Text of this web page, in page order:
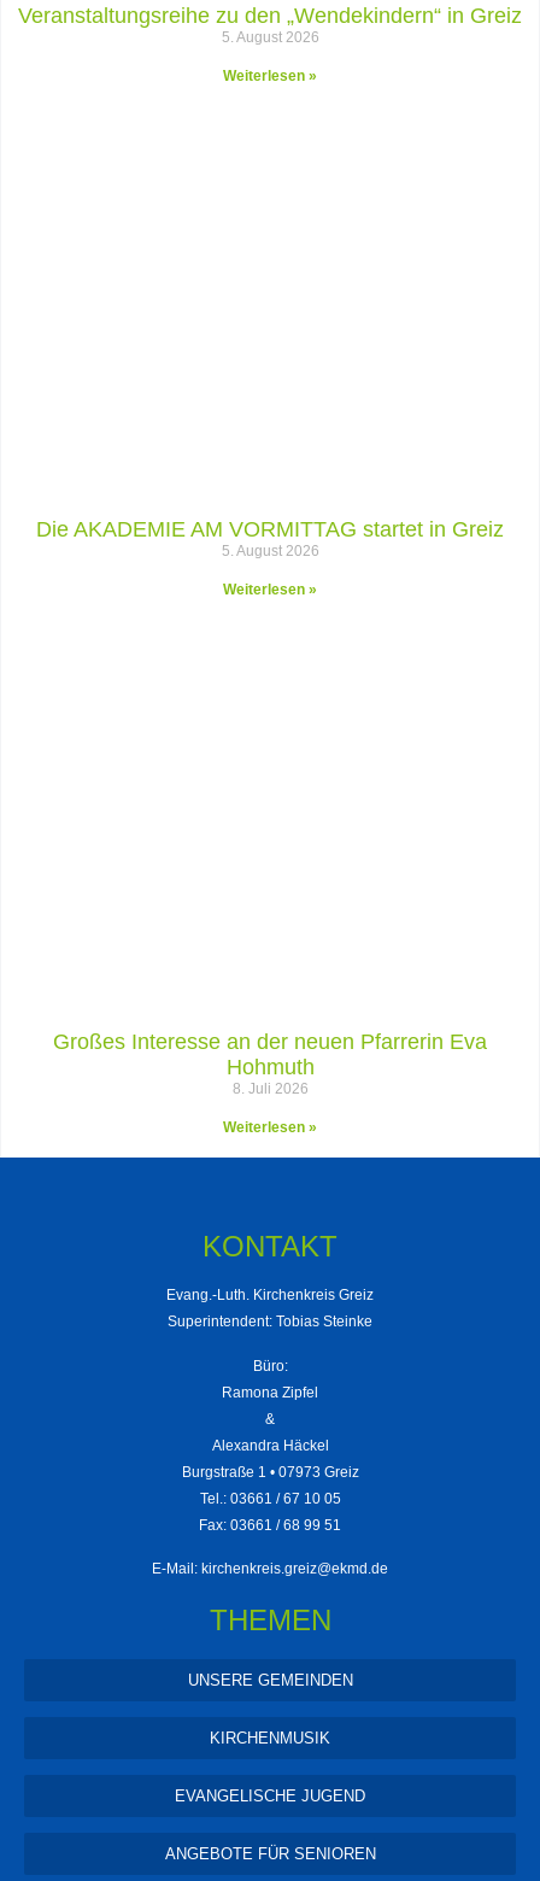
Veranstaltungsreihe zu den „Wendekindern“ in Greiz
5. August 2026
Weiterlesen »
Die AKADEMIE AM VORMITTAG startet in Greiz
5. August 2026
Weiterlesen »
Großes Interesse an der neuen Pfarrerin Eva
Hohmuth
8. Juli 2026
Weiterlesen »
KONTAKT
Evang.-Luth. Kirchenkreis Greiz
Superintendent: Tobias Steinke
Büro:
Ramona Zipfel
&
Alexandra Häckel
Burgstraße 1 • 07973 Greiz
Tel.: 03661 / 67 10 05
Fax: 03661 / 68 99 51
E-Mail: kirchenkreis.greiz@ekmd.de
THEMEN
UNSERE GEMEINDEN
KIRCHENMUSIK
EVANGELISCHE JUGEND
ANGEBOTE FÜR SENIOREN